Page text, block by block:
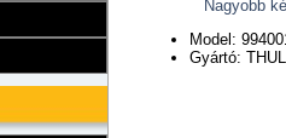
Nagyobb
Model:
Gyártó: